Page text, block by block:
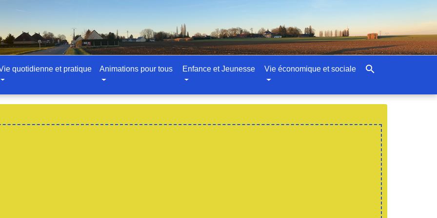
quotidienne et pratique Animations pour tous Enfance et Jeunesse Vie économique et sociale search